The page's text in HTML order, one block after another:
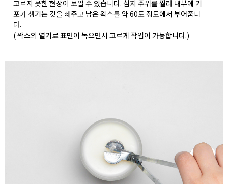
고르지 못한 현상이 보일 수 있습니다. 심지 주위를 찔러 내부에 기
포가 생기는 것을 빼주고 남은 왁스를 약 60도 정도에서 부어줍니
다.
( 왁스의 열기로 표면이 녹으면서 고르게 작업이 가능합니다.)